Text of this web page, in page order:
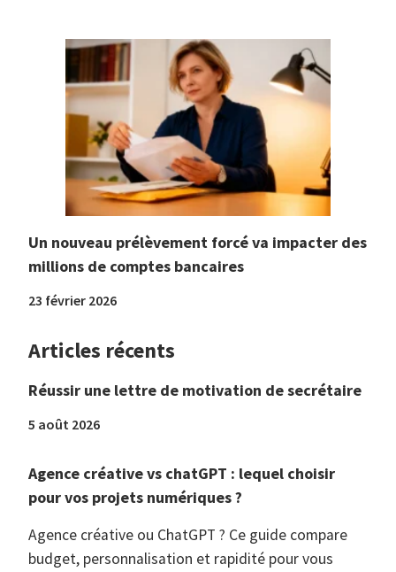
Un nouveau prélèvement forcé va impacter des
millions de comptes bancaires
23 février 2026
Articles récents
Réussir une lettre de motivation de secrétaire
5 août 2026
Agence créative vs chatGPT : lequel choisir
pour vos projets numériques ?
Agence créative ou ChatGPT ? Ce guide compare
budget, personnalisation et rapidité pour vous